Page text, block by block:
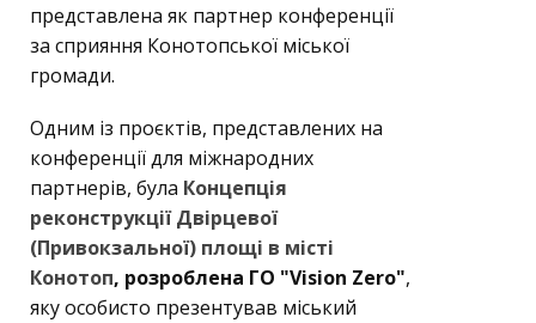
представлена як партнер конференції
за сприяння Конотопської міської
громади.
Одним із проєктів, представлених на
конференції для міжнародних
партнерів, була Концепція
реконструкції Двірцевої
(Привокзальної) площі в місті
Конотоп, розроблена ГО "Vision Zero",
яку особисто презентував міський